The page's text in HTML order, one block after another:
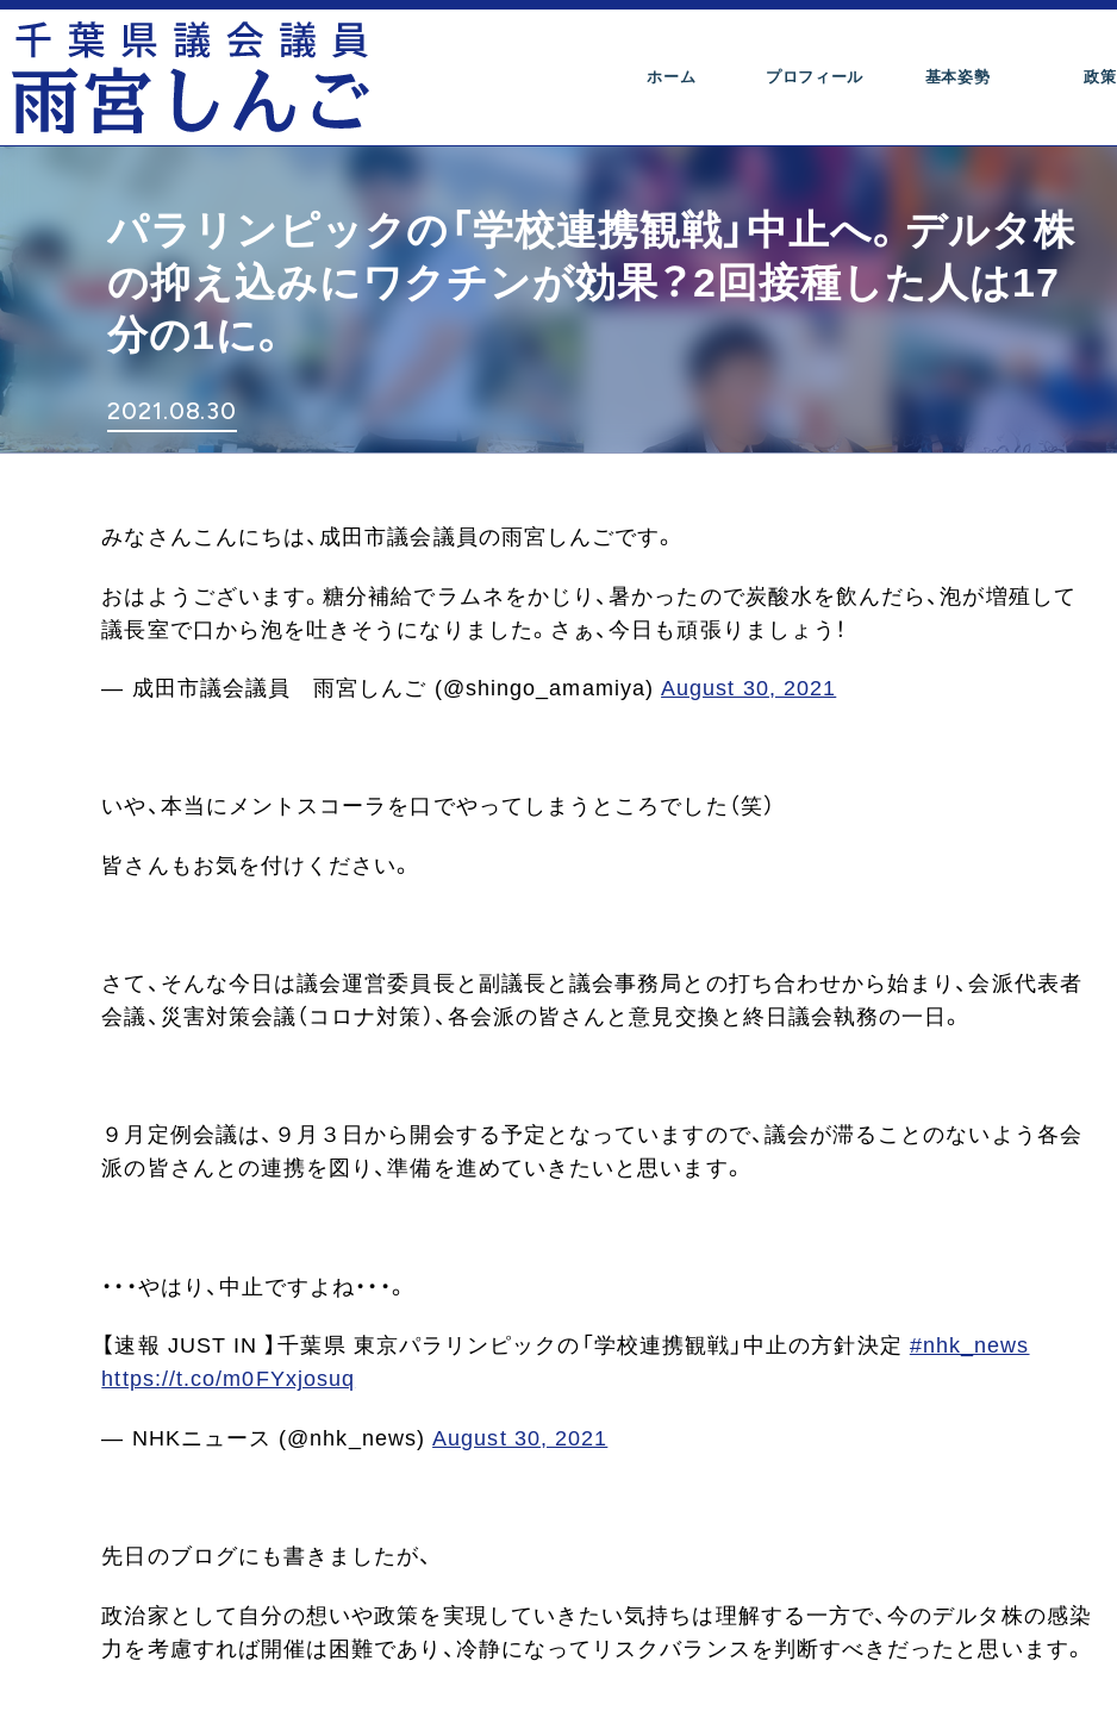
ホーム プロフィール 基本姿勢 政策
パラリンピックの「学校連携観戦」中止へ。デルタ株
の抑え込みにワクチンが効果？2回接種した人は17
分の1に。
2021.08.30
みなさんこんにちは、成田市議会議員の雨宮しんごです。
おはようございます。糖分補給でラムネをかじり、暑かったので炭酸水を飲んだら、泡が増殖して
議長室で口から泡を吐きそうになりました。さぁ、今日も頑張りましょう！
— 成田市議会議員 雨宮しんご (@shingo_amamiya)August 30, 2021
いや、本当にメントスコーラを口でやってしまうところでした（笑）
皆さんもお気を付けください。
さて、そんな今日は議会運営委員長と副議長と議会事務局との打ち合わせから始まり、会派代表者
会議、災害対策会議（コロナ対策）、各会派の皆さんと意見交換と終日議会執務の一日。
９月定例会議は、９月３日から開会する予定となっていますので、議会が滞ることのないよう各会
派の皆さんとの連携を図り、準備を進めていきたいと思います。
・・・やはり、中止ですよね・・・。
【速報 JUST IN 】千葉県 東京パラリンピックの「学校連携観戦」中止の方針決定 #nhk_news
https://t.co/m0FYxjosuq
— NHKニュース (@nhk_news)August 30, 2021
先日のブログにも書きましたが、
政治家として自分の想いや政策を実現していきたい気持ちは理解する一方で、今のデルタ株の感染
力を考慮すれば開催は困難であり、冷静になってリスクバランスを判断すべきだったと思います。